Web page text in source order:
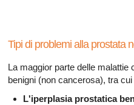
Tipi di problemi alla prostata
La maggior parte delle malattie
benigni (non cancerosa), tra
L'iperplasia prostatica